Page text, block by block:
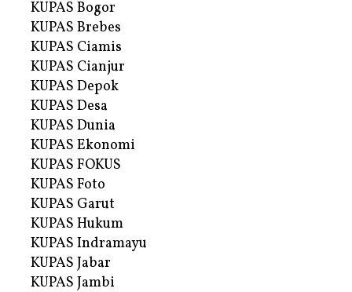
KUPAS Bogor
KUPAS Brebes
KUPAS Ciamis
KUPAS Cianjur
KUPAS Depok
KUPAS Desa
KUPAS Dunia
KUPAS Ekonomi
KUPAS FOKUS
KUPAS Foto
KUPAS Garut
KUPAS Hukum
KUPAS Indramayu
KUPAS Jabar
KUPAS Jambi